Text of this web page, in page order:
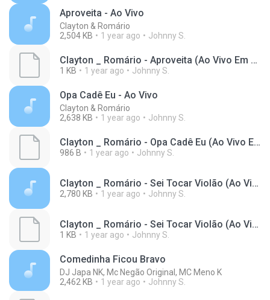
Aproveita - Ao Vivo
Clayton & Romário
2,504 KB
1 year ago Johnny S.
Clayton _ Romário - Aproveita (Ao Vivo Em Brasília)(M4A_128K)_private.lrc
1 KB 1 year ago Johnny S.
Opa Cadê Eu - Ao Vivo
Clayton & Romário
2,638 KB
1 year ago Johnny S.
Clayton _ Romário - Opa Cadê Eu (Ao Vivo Em Brasília)(M4A_128K)_private.lrc
986 B 1 year ago Johnny S.
Clayton _ Romário - Sei Tocar Violão (Ao Vivo Em Brasília)(M4A_128K).m4a
2,780 KB 1 year ago Johnny S.
Clayton _ Romário - Sei Tocar Violão (Ao Vivo Em Brasília)(M4A_128K)_private.lrc
1 KB 1 year ago Johnny S.
Comedinha Ficou Bravo
DJ Japa NK, Mc Negão Original, MC Meno K
2,462 KB
1 year ago Johnny S.